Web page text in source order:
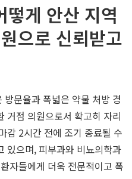
떻게 안산 지역
으로 신뢰받고
문율과 폭넓은 약물 처방 경
거점 의원으로서 확고히 자리
감 2시간 전에 조기 종료될 수
있으며, 피부과와 비뇨의학과
자들에게 더욱 전문적이고 폭